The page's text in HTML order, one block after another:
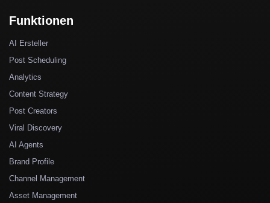
Funktionen
AI Ersteller
Post Scheduling
Analytics
Content Strategy
Post Creators
Viral Discovery
AI Agents
Brand Profile
Channel Management
Asset Management